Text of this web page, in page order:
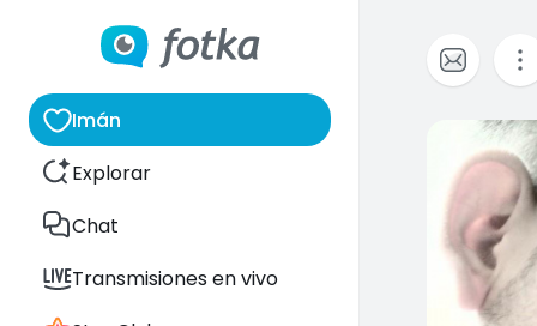
Imán
Explorar
Chat
Transmisiones en vivo
1